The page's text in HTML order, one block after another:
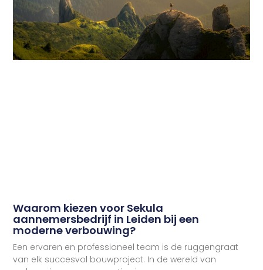
Waarom kiezen voor Sekula
aannemersbedrijf in Leiden bij een
moderne verbouwing?
Een ervaren en professioneel team is de ruggengraat
van elk succesvol bouwproject. In de wereld van